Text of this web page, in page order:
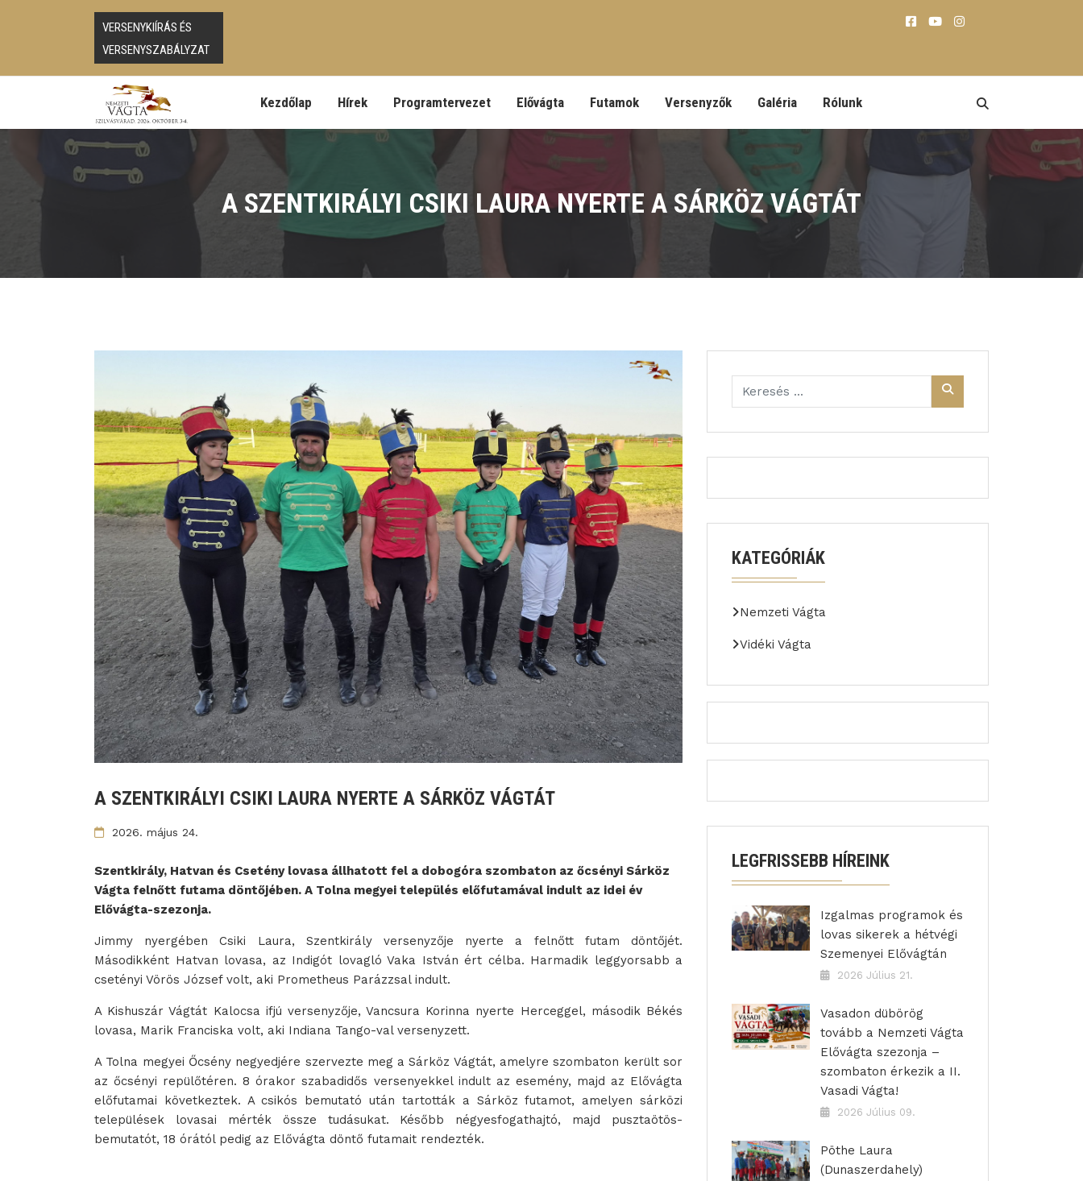
VERSENYKIÍRÁS ÉS
VERSENYSZABÁLYZAT
Kezdőlap Hírek Programtervezet Elővágta Futamok Versenyzők Galéria Rólunk
A SZENTKIRÁLYI CSIKI LAURA NYERTE A SÁRKÖZ VÁGTÁT
A SZENTKIRÁLYI CSIKI LAURA NYERTE A SÁRKÖZ VÁGTÁT
2026. május 24.
Szentkirály, Hatvan és Csetény lovasa állhatott fel a dobogóra szombaton az őcsényi Sárköz
Vágta felnőtt futama döntőjében. A Tolna megyei település előfutamával indult az idei év
Elővágta-szezonja.
Jimmy nyergében Csiki Laura, Szentkirály versenyzője nyerte a felnőtt futam döntőjét.
Másodikként Hatvan lovasa, az Indigót lovagló Vaka István ért célba. Harmadik leggyorsabb a
csetényi Vörös József volt, aki Prometheus Parázzsal indult.
A Kishuszár Vágtát Kalocsa ifjú versenyzője, Vancsura Korinna nyerte Herceggel, második Békés
lovasa, Marik Franciska volt, aki Indiana Tango-val versenyzett.
A Tolna megyei Őcsény negyedjére szervezte meg a Sárköz Vágtát, amelyre szombaton került sor
az őcsényi repülőtéren. 8 órakor szabadidős versenyekkel indult az esemény, majd az Elővágta
előfutamai következtek. A csikós bemutató után tartották a Sárköz futamot, amelyen sárközi
települések lovasai mérték össze tudásukat. Később négyesfogathajtó, majd pusztaötös-
bemutatót, 18 órától pedig az Elővágta döntő futamait rendezték.
KATEGÓRIÁK
Nemzeti Vágta
Vidéki Vágta
LEGFRISSEBB HÍREINK
Izgalmas programok és
lovas sikerek a hétvégi
Szemenyei Elővágtán
2026 Július 21.
Vasadon dübörög
tovább a Nemzeti Vágta
Elővágta szezonja –
szombaton érkezik a II.
Vasadi Vágta!
2026 Július 09.
Pöthe Laura
(Dunaszerdahely)